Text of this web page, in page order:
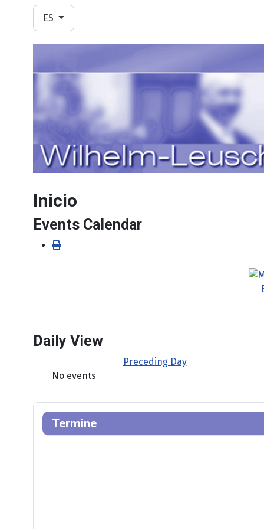
Seleccione su idioma
ES
Inicio
Events Calendar
Daily View
Preceding Day
No events
Termine